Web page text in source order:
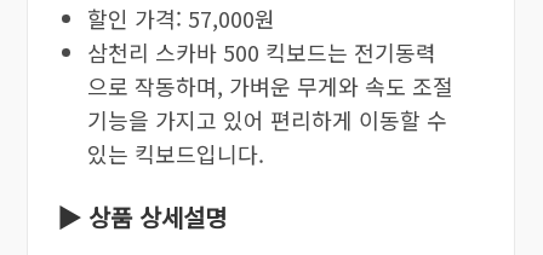
할인 가격: 57,000원
삼천리 스카바 500 킥보드는 전기동력
으로 작동하며, 가벼운 무게와 속도 조절
기능을 가지고 있어 편리하게 이동할 수
있는 킥보드입니다.
▶ 상품 상세설명